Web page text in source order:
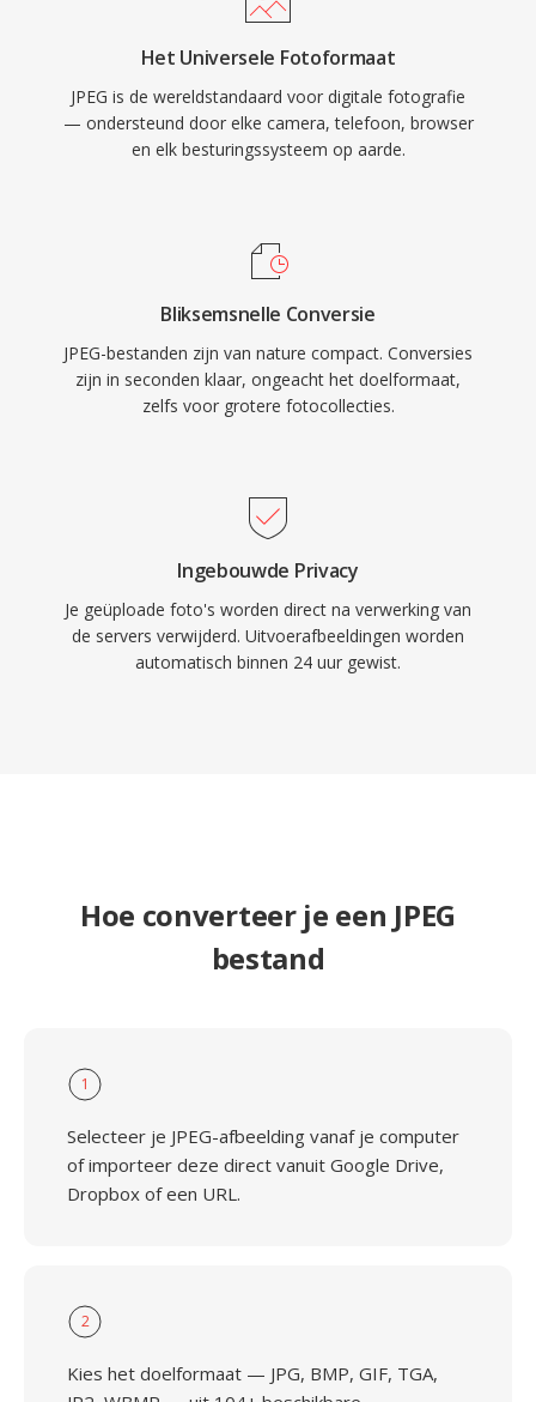
Het Universele Fotoformaat
JPEG is de wereldstandaard voor digitale fotografie
— ondersteund door elke camera, telefoon, browser
en elk besturingssysteem op aarde.
Bliksemsnelle Conversie
JPEG-bestanden zijn van nature compact. Conversies
zijn in seconden klaar, ongeacht het doelformaat,
zelfs voor grotere fotocollecties.
Ingebouwde Privacy
Je geüploade foto's worden direct na verwerking van
de servers verwijderd. Uitvoerafbeeldingen worden
automatisch binnen 24 uur gewist.
Hoe converteer je een JPEG
bestand
1
Selecteer je JPEG-afbeelding vanaf je computer
of importeer deze direct vanuit Google Drive,
Dropbox of een URL.
2
Kies het doelformaat — JPG, BMP, GIF, TGA,